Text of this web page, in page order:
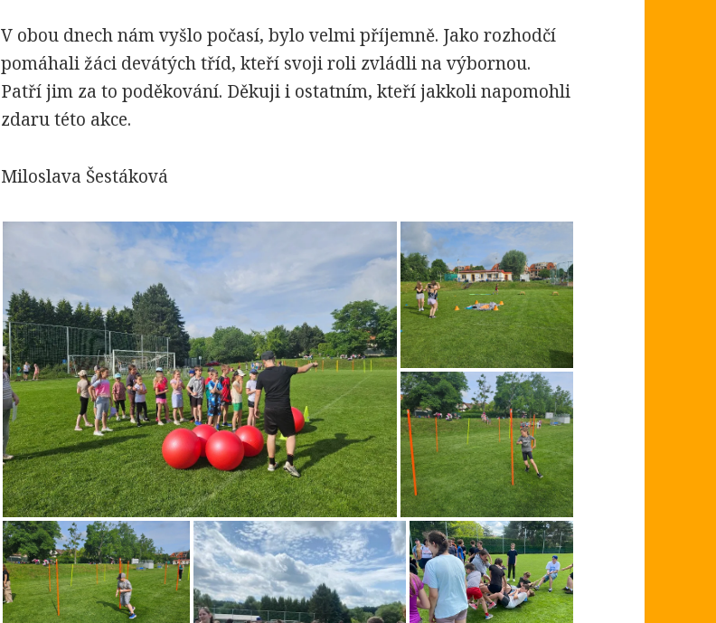
V obou dnech nám vyšlo počasí, bylo velmi příjemně. Jako rozhodčí
pomáhali žáci devátých tříd, kteří svoji roli zvládli na výbornou.
Patří jim za to poděkování. Děkuji i ostatním, kteří jakkoli napomohli
zdaru této akce.
Miloslava Šestáková